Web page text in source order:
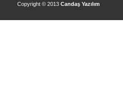
Copyright © 2013 Candaş Yazılım